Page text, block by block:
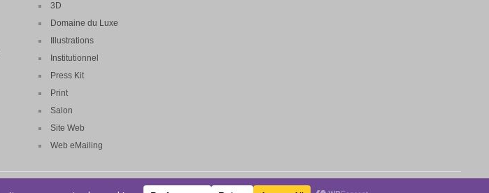
3D
Domaine du Luxe
Illustrations
Institutionnel
Press Kit
Print
Salon
Site Web
Web eMailing